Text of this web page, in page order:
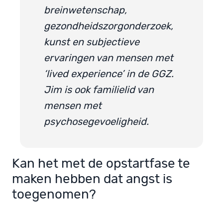
breinwetenschap,
gezondheidszorgonderzoek,
kunst en subjectieve
ervaringen van mensen met
‘lived experience’ in de GGZ.
Jim is ook familielid van
mensen met
psychosegevoeligheid.
Kan het met de opstartfase te
maken hebben dat angst is
toegenomen?